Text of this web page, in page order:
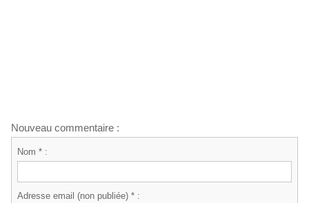
Nouveau commentaire :
Nom * :
Adresse email (non publiée) * :